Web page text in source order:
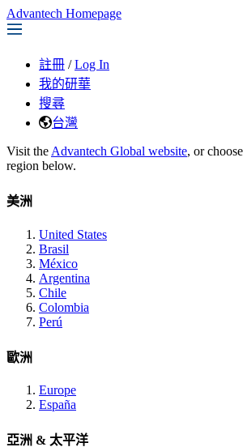
Advantech Homepage
註冊 / Log In
我的研華
搜尋
台灣
Visit the Advantech Global website, or
region below.
美洲
United States
Brasil
México
Argentina
Chile
Colombia
Perú
歐洲
Europe
España
亞洲 & 太平洋